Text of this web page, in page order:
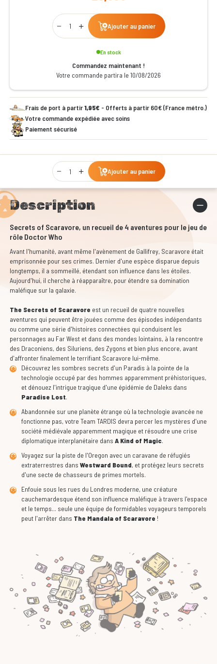
Qty
Ajouter au panier
En stock
Commandez maintenant !
Votre commande partira le 10/08/2026
Frais de port à partir1,95€ - Offerts à partir 60€ (France métro.)
Votre commande expédiée avec soins
Paiement sécurisé
Qty
Ajouter au panier
Description
Secrets of Scaravore, un recueil de 4 aventures pour le jeu de
rôle Doctor Who
Avant l'humanité, avant même l'avènement de Gallifrey, Scaravore était
emprisonnée pour ses crimes. Dernier d'une espèce disparue depuis
longtemps, il a sommeillé, étendant son influence dans les étoiles.
Aujourd'hui, il cherche à réapparaître, pour étendre sa domination
maléfique sur la galaxie.
The Secrets of Scaravore est un recueil de quatre nouvelles
aventures qui peuvent être jouées comme des épisodes indépendants
ou comme une série d'histoires connectées qui conduisent les
personnages au Far West et dans des mondes lointains, à la rencontre
des Draconiens, des Siluriens, des Zygons et bien plus encore, avant
d'affronter finalement le terrifiant Scaravore lui-même.
Découvrez les sombres secrets d'un Paradis à la pointe de la
technologie occupé par des hommes apparemment préhistoriques,
et dénouez l'intrigue tragique d'une épidémie de Daleks dans
Paradise Lost.
Abandonnée sur une planète étrange où la technologie avancée ne
fonctionne pas, votre Team TARDIS devra percer les mystères d'une
société médiévale apparemment magique et résoudre une crise
diplomatique interplanétaire dans A Kind of Magic.
Voyagez sur la piste de l'Oregon avec un caravane de réfugiés
extraterrestres dans Westward Bound, et protégez leurs secrets
d'une secte de chasseurs de primes mortels.
Enfouie sous les rues du Londres moderne, une créature
cauchemardesque étend son influence maléfique à travers l'espace
et le temps... seule une équipe de formidables voyageurs temporels
peut l'arrêter dans The Mandala of Scaravore !